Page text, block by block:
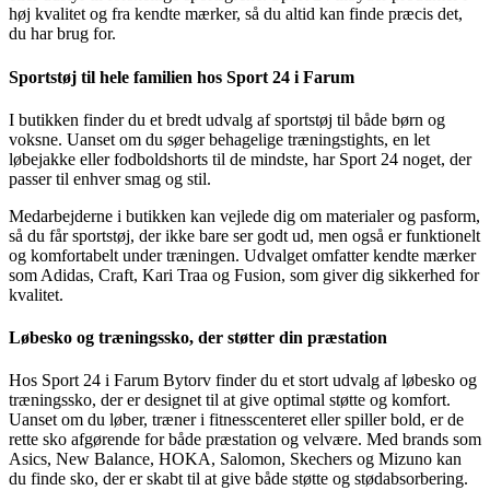
høj kvalitet og fra kendte mærker, så du altid kan finde præcis det,
du har brug for.
Sportstøj til hele familien hos Sport 24 i Farum
I butikken finder du et bredt udvalg af sportstøj til både børn og
voksne. Uanset om du søger behagelige træningstights, en let
løbejakke eller fodboldshorts til de mindste, har Sport 24 noget, der
passer til enhver smag og stil.
Medarbejderne i butikken kan vejlede dig om materialer og pasform,
så du får sportstøj, der ikke bare ser godt ud, men også er funktionelt
og komfortabelt under træningen. Udvalget omfatter kendte mærker
som Adidas, Craft, Kari Traa og Fusion, som giver dig sikkerhed for
kvalitet.
Løbesko og træningssko, der støtter din præstation
Hos Sport 24 i Farum Bytorv finder du et stort udvalg af løbesko og
træningssko, der er designet til at give optimal støtte og komfort.
Uanset om du løber, træner i fitnesscenteret eller spiller bold, er de
rette sko afgørende for både præstation og velvære. Med brands som
Asics, New Balance, HOKA, Salomon, Skechers og Mizuno kan
du finde sko, der er skabt til at give både støtte og stødabsorbering.